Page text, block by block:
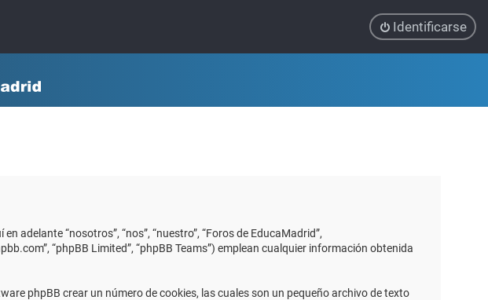
Identificarse
adelante “nosotros”, “nos”, “nuestro”, “Foros de EducaMadrid”,
“phpBB Limited”, “phpBB Teams”) emplean cualquier información obtenida
phpBB crear un número de cookies, las cuales son un pequeño archivo de texto